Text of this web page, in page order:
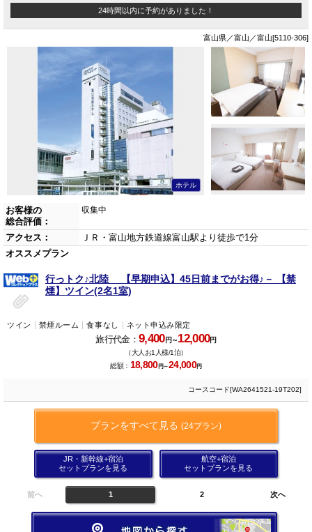
24時間以内に予約がありました！
富山県／富山／富山[5110-306]
ホテル
お客様の
総合評価：
収集中
アクセス：
ＪＲ・富山地方鉄道線富山駅より徒歩で1分
オススメプラン
行っトク♪北陸 【早期申込】45日前までがお得♪－ 【禁
煙】ツイン(2名1室)
ツイン 禁煙ルーム 食事なし ネット申込み限定
旅行代金： 9,400円～12,000円
（大人お1人様/1泊）
総額： 18,800円～24,000円
コースコード[WA2641521-19T202]
プランをすべて見る (24プラン)
JR・新幹線+宿泊
セットプランを見る
航空+宿泊
セットプランを見る
前へ 1 2 次へ